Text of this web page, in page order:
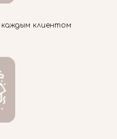
клиентом